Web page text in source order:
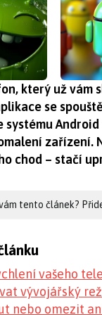
který už vám
se
systému
zařízení.
chod – stačí
tento článek?
vašeho
vývojářský
nebo omezit